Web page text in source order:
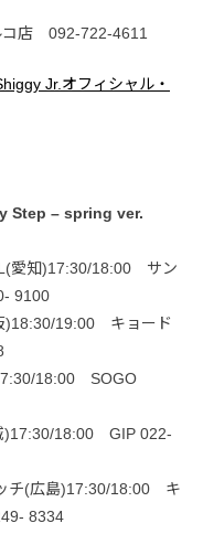
コ店 092-722-4611
Jr.オフィシャル・
Step – spring ver.
愛知)17:30/18:00 サン
9100
)18:30/19:00 キョード
18:00 SOGO
)17:30/18:00 GIP 022-
チ(広島)17:30/18:00 キ
8334